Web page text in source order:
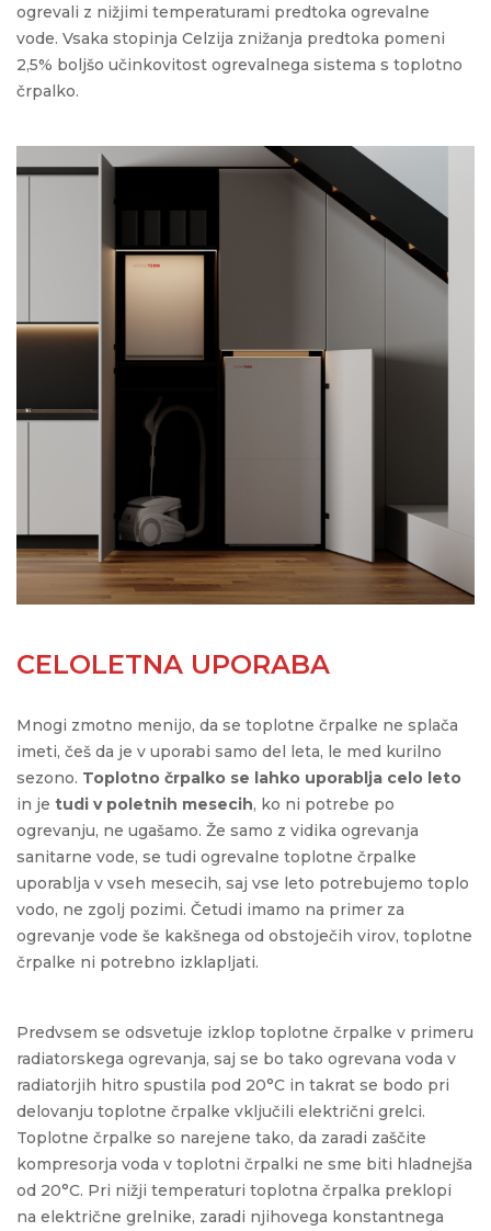
ogrevali z nižjimi temperaturami predtoka ogrevalne
vode. Vsaka stopinja Celzija znižanja predtoka pomeni
2,5% boljšo učinkovitost ogrevalnega sistema s toplotno
črpalko.
CELOLETNA UPORABA
Mnogi zmotno menijo, da se toplotne črpalke ne splača
imeti, češ da je v uporabi samo del leta, le med kurilno
sezono. Toplotno črpalko se lahko uporablja celo leto
in je tudi v poletnih mesecih, ko ni potrebe po
ogrevanju, ne ugašamo. Že samo z vidika ogrevanja
sanitarne vode, se tudi ogrevalne toplotne črpalke
uporablja v vseh mesecih, saj vse leto potrebujemo toplo
vodo, ne zgolj pozimi. Četudi imamo na primer za
ogrevanje vode še kakšnega od obstoječih virov, toplotne
črpalke ni potrebno izklapljati.
Predvsem se odsvetuje izklop toplotne črpalke v primeru
radiatorskega ogrevanja, saj se bo tako ogrevana voda v
radiatorjih hitro spustila pod 20°C in takrat se bodo pri
delovanju toplotne črpalke vključili električni grelci.
Toplotne črpalke so narejene tako, da zaradi zaščite
kompresorja voda v toplotni črpalki ne sme biti hladnejša
od 20°C. Pri nižji temperaturi toplotna črpalka preklopi
na električne grelnike, zaradi njihovega konstantnega